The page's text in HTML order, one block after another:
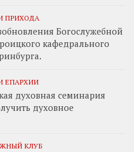
ПРИХОДА
Богослужебной
кафедрального
ЕПАРХИИ
духовная семинария
духовное
КЛУБ